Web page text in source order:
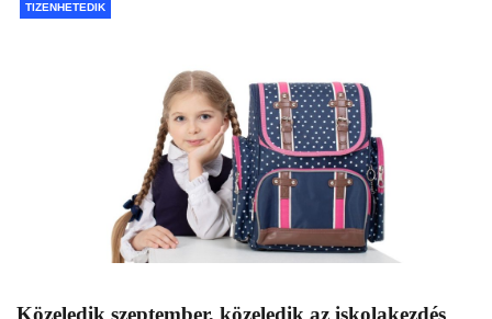
TIZENHETEDIK
Közeledik szeptember, közeledik az iskolakezdés